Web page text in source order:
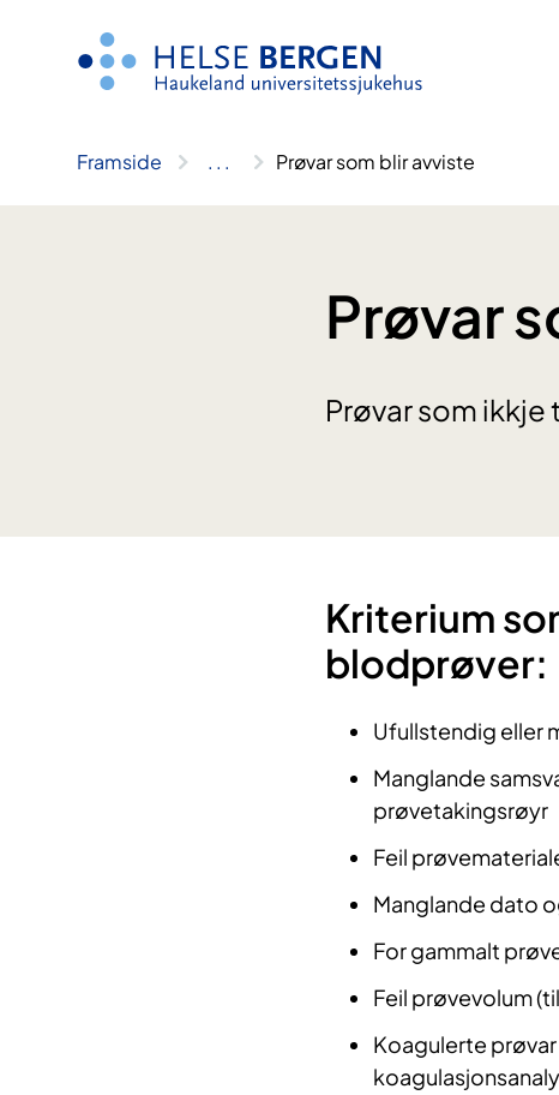
Framside .. . Prøvar som blir avviste
Prøvar
Prøvar som
Kriterium
blodprøver:
​​Ufullstendig eller
Manglande
prøvetakingsrøyr
Feil
Manglande dato
For gammalt
Feil prøvevolum
Koagulerte